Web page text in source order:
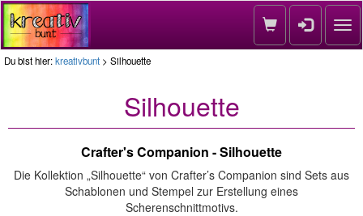
Du bist hier:kreativbunt > Silhouette
Silhouette
Crafter's Companion - Silhouette
Die Kollektion „Silhouette“ von Crafter’s Companion sind Sets aus
Schablonen und Stempel zur Erstellung eines
Scherenschnittmotivs.